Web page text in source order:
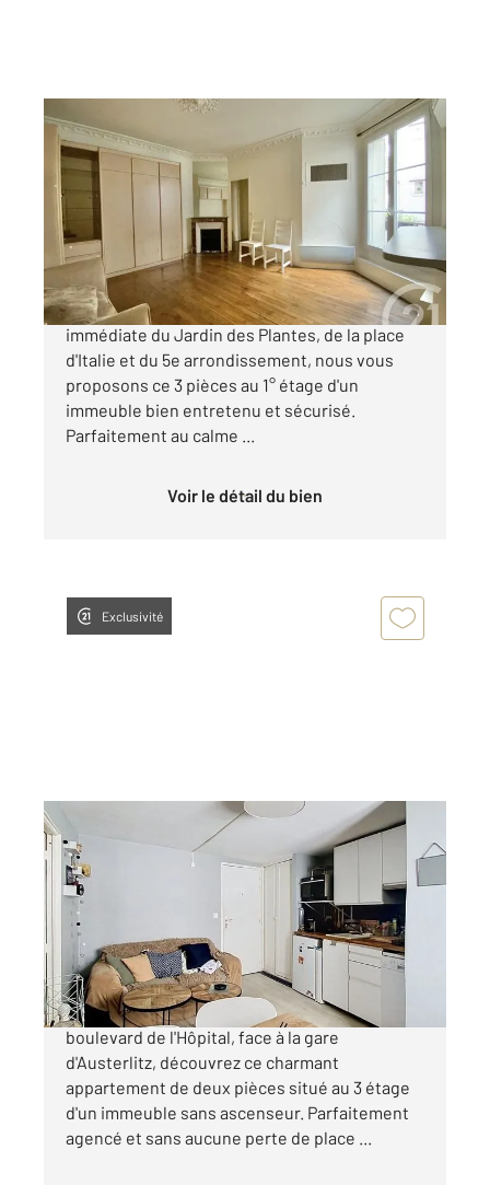
PARIS 75013
45,50 m2, 3 pièces
Ref : 31834
Appartement F3 à vendre
426 000 €
Paris 13 rue du Banquier À proximité
immédiate du Jardin des Plantes, de la place
d'Italie et du 5e arrondissement, nous vous
proposons ce 3 pièces au 1° étage d'un
immeuble bien entretenu et sécurisé.
Parfaitement au calme ...
Voir le détail du bien
Exclusivité
26 m
Ref : 31791
Appartement F2 à vendre
305 000 €
Quartier Jardin des Plantes Idéalement situé
boulevard de l'Hôpital, face à la gare
d'Austerlitz, découvrez ce charmant
appartement de deux pièces situé au 3 étage
d'un immeuble sans ascenseur. Parfaitement
agencé et sans aucune perte de place ...